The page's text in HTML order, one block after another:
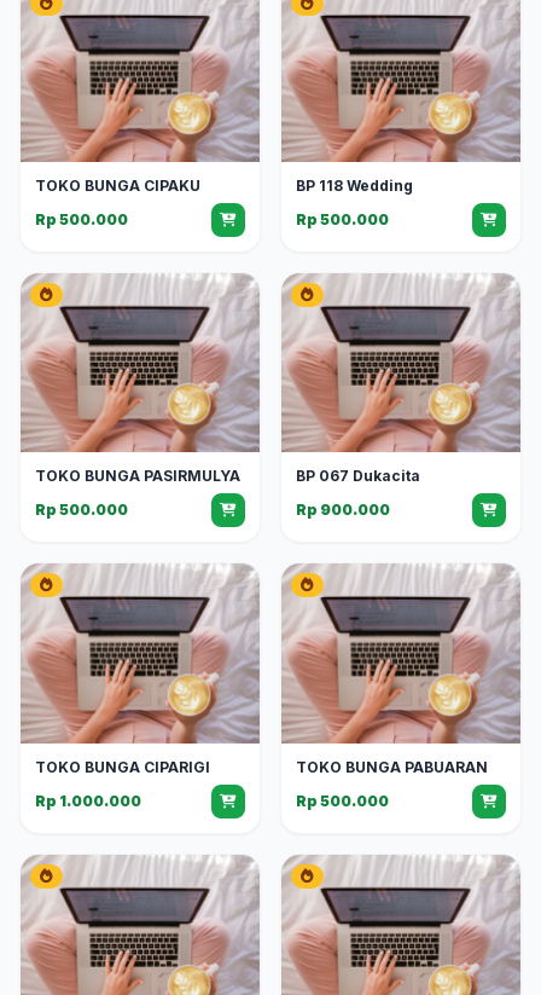
TOKO BUNGA CIPAKU
Rp 500.000
BP 118 Wedding
Rp 500.000
TOKO BUNGA PASIRMULYA
Rp 500.000
BP 067 Dukacita
Rp 900.000
TOKO BUNGA CIPARIGI
Rp 1.000.000
TOKO BUNGA PABUARAN
Rp 500.000